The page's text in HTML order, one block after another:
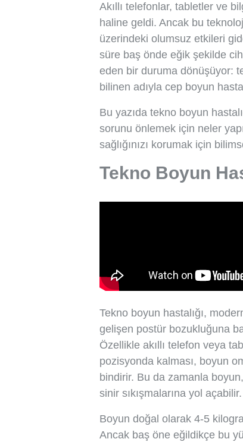
Akıllı telefonlar, tabletler ve
haline geldi. Ancak bu
üzerindeki olumsuz etkileri
süre baş önde eğik şekilde
eden bir duruma dönüşüyor:
bilinen adıyla cep boyun
Bu yazıda tekno boyun
sorunu önlemek için neler
sağlığınızı korumak için
Tekno Boyun
Tekno boyun hastalığı,
gelişen postür bozukluğuna
Özellikle akıllı telefon veya
pozisyonda kalması, boyun
bindirir. Bu da zamanla
sinir sıkışmalarına yol açabilir.
Boyun doğal olarak 4-5
Ancak baş öne eğildikçe bu